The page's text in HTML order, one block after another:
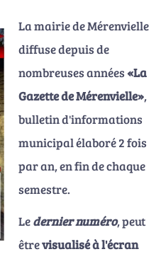
La mairie de Mérenvielle
diffuse depuis de
nombreuses années La
Gazette de Mérenvielle ,
bulletin d'informations
municipal élaboré 2 fois
par an, en fin de chaque
semestre.
Ledernier numéro, peut
êtrevisualisé à l'écran